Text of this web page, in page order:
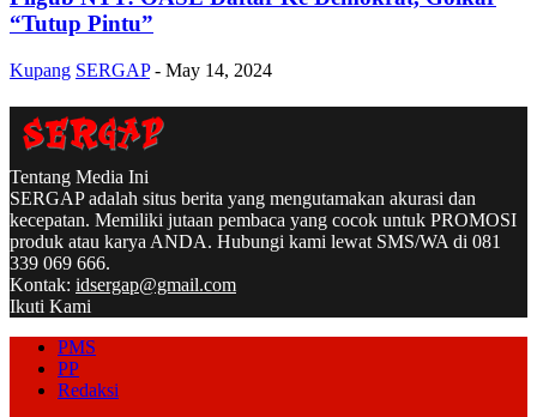
“Tutup Pintu”
Kupang SERGAP - May 14, 2024
Tentang Media Ini
SERGAP adalah situs berita yang mengutamakan akurasi dan
kecepatan. Memiliki jutaan pembaca yang cocok untuk PROMOSI
produk atau karya ANDA. Hubungi kami lewat SMS/WA di 081
339 069 666.
Kontak: idsergap@gmail.com
Ikuti Kami
PMS
PP
Redaksi